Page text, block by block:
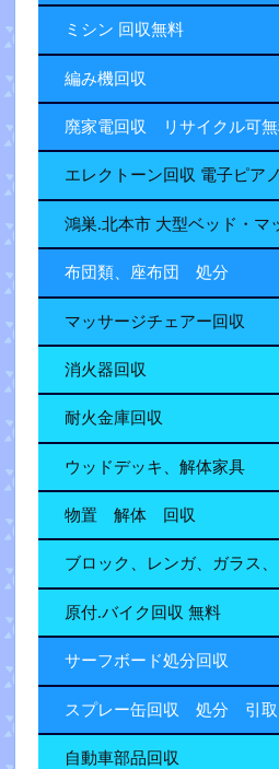
ミシン 回収無料
編み機回収
廃家電回収 リサイクル可無
エレクトーン回収 電子ピア
鴻巣.北本市 大型ベッド・マ
布団類、座布団 処分
マッサージチェアー回収
消火器回収
耐火金庫回収
ウッドデッキ、解体家具
物置 解体 回収
ブロック、レンガ、ガラス
原付.バイク回収 無料
サーフボード処分回収
スプレー缶回収 処分 引
自動車部品回収